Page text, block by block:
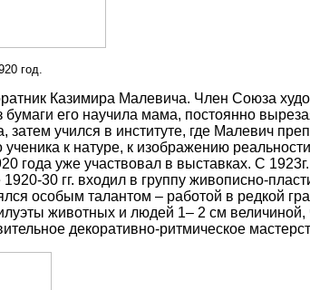
год.
Казимира Малевича. Член Союза
его научила мама, постоянно
учился в институте, где Малевич
к натуре, к изображению
уже участвовал в выставках. С 1923г.
30 гг. входил в группу живописно-
особым талантом – работой в редкой
животных и людей 1– 2 см
декоративно-ритмическое